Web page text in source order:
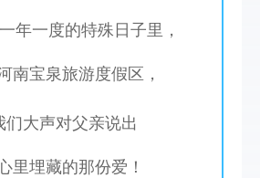
年一度的特殊日子里，
南宝泉旅游度假区，
们大声对父亲说出
里埋藏的那份爱！